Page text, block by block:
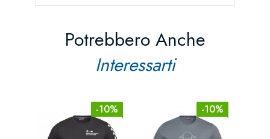
Potrebbero Anche
Interessarti
-10% -10%